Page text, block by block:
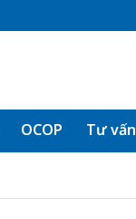
OCOP Tư vấn